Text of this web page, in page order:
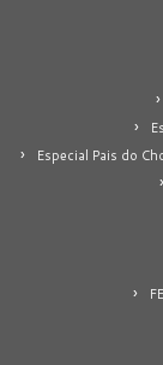
Especial Pais do